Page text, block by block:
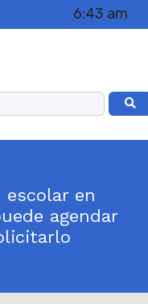
6:43 am
en
agendar